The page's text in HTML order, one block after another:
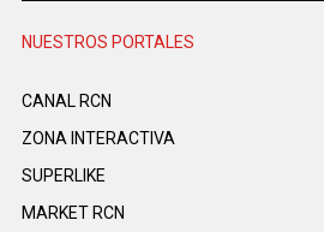
NUESTROS PORTALES
CANAL RCN
ZONA INTERACTIVA
SUPERLIKE
MARKET RCN